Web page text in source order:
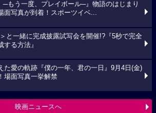
─もう一度、プレイボール─』物語のはじまり
面写真が到着！スポーツイベ...
と一緒に完成披露試写会を開催!?『5秒で完全
する方法』
た愛の軌跡『僕の一年、君の一日』9月4日(金)
場面写真一挙解禁
映画ニュースへ